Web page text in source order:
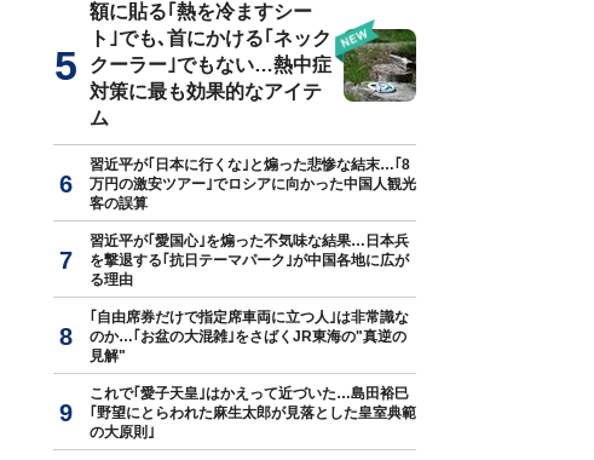
額に貼る｢熱を冷ますシー
ト｣でも､首にかける｢ネック
クーラー｣でもない…熱中症
対策に最も効果的なアイテ
ム
習近平が｢日本に行くな｣と煽った悲惨な結末…｢8
万円の激安ツアー｣でロシアに向かった中国人観光
客の誤算
習近平が｢愛国心｣を煽った不気味な結果…日本兵
を撃退する｢抗日テーマパーク｣が中国各地に広が
る理由
｢自由席券だけで指定席車両に立つ人｣は非常識な
のか…｢お盆の大混雑｣をさばくJR東海の"真逆の
見解"
これで｢愛子天皇｣はかえって近づいた…島田裕巳
｢野望にとらわれた麻生太郎が見落とした皇室典範
の大原則｣